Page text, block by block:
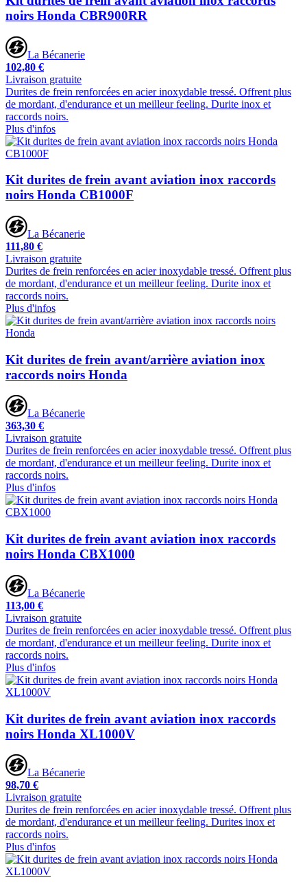
noirs Honda CBR900RR
La Bécanerie
102,80 €
Livraison gratuite
Durites de frein renforcées en acier inoxydable tressé. Offrent plus
de mordant, d'endurance et un meilleur feeling. Durite inox et
raccords noirs.
Plus d'infos
Kit durites de frein avant aviation inox raccords
noirs Honda CB1000F
La Bécanerie
111,80 €
Livraison gratuite
Durites de frein renforcées en acier inoxydable tressé. Offrent plus
de mordant, d'endurance et un meilleur feeling. Durite inox et
raccords noirs.
Plus d'infos
Kit durites de frein avant/arrière aviation inox
raccords noirs Honda
La Bécanerie
363,30 €
Livraison gratuite
Durites de frein renforcées en acier inoxydable tressé. Offrent plus
de mordant, d'endurance et un meilleur feeling. Durite inox et
raccords noirs.
Plus d'infos
Kit durites de frein avant aviation inox raccords
noirs Honda CBX1000
La Bécanerie
113,00 €
Livraison gratuite
Durites de frein renforcées en acier inoxydable tressé. Offrent plus
de mordant, d'endurance et un meilleur feeling. Durite inox et
raccords noirs.
Plus d'infos
Kit durites de frein avant aviation inox raccords
noirs Honda XL1000V
La Bécanerie
98,70 €
Livraison gratuite
Durites de frein renforcées en acier inoxydable tressé. Offrent plus
de mordant, d'endurance et un meilleur feeling. Durites inox et
raccords noirs.
Plus d'infos